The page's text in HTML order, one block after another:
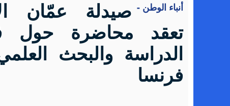
أنباء الوطن - صيدلة عمّان
تعقد محاضرة حول
الدراسة والبحث
فرنسا